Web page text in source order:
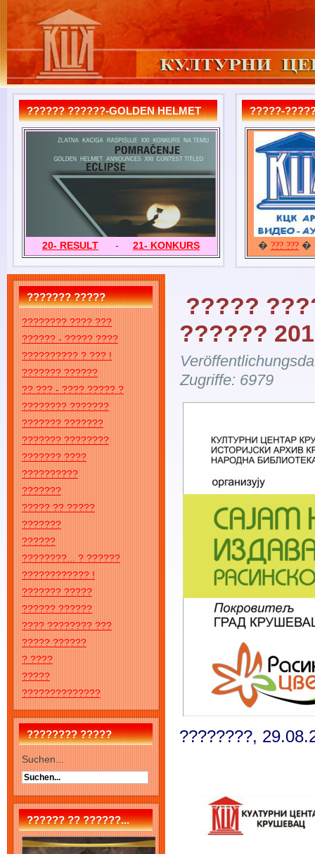
?????? ??????-GOLDEN HELMET
20- RESULT - 21- KONKURS
?????-
� ??? ??? �
??????? ?????
???????? ???? ???
?????? - ????? ????
?????????? ? ??? !
??????? ??????
?? ??? - ???? ????? ?
???????? ???????
??????? ???????
??????? ????????
??????? ????
??????????
???????
????? ?? ?????
???????
??????
????????... ? ??????
???????????? !
??????? ?????
?????? ??????
???? ???????? ???
????? ??????
? ????
?????
??????????????
???????? ?????
Suchen...
?????? ?? ??????...
?????
??????
Zugriffe: 6979
????????, 29.08